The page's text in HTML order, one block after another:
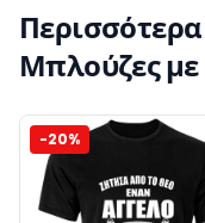
Μπλούζες